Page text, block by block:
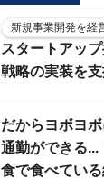
新規事業開発を経
スタートアッ
戦略の実装を
だからヨボヨ
通勤ができる...
食で食べてい